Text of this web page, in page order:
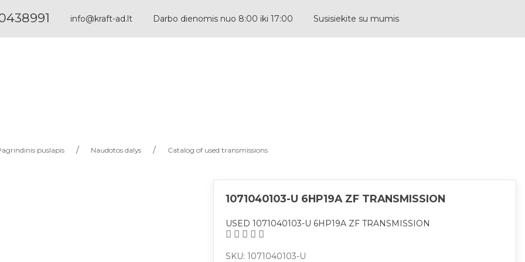
info@kraft-ad.lt Darbo dienomis nuo 8:00 iki 17:00 Susisiekite su mumis
puslapis Naudotos dalys Catalog of used transmissions
1071040103-U 6HP19A ZF TRANSMISSION
USED 1071040103-U 6HP19A ZF TRANSMISSION
SKU: 1071040103-U